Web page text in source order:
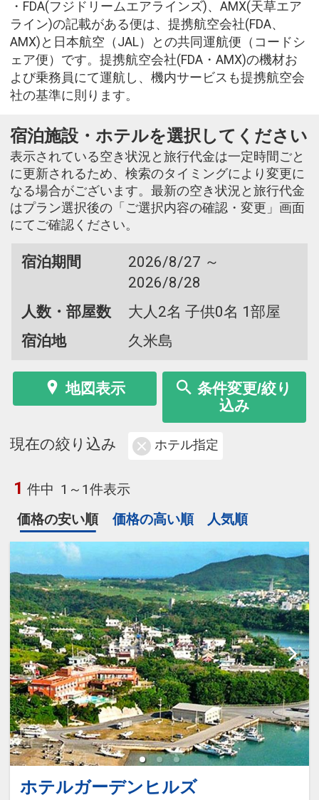
・FDA(フジドリームエアラインズ)、AMX(天草エア
ライン)の記載がある便は、提携航空会社(FDA、
AMX)と日本航空（JAL）との共同運航便（コードシ
ェア便）です。提携航空会社(FDA・AMX)の機材お
よび乗務員にて運航し、機内サービスも提携航空会
社の基準に則ります。
宿泊施設・ホテルを選択してください
表示されている空き状況と旅行代金は一定時間ごと
に更新されるため、検索のタイミングにより変更に
なる場合がございます。最新の空き状況と旅行代金
はプラン選択後の「ご選択内容の確認・変更」画面
にてご確認ください。
宿泊期間
2026/8/27 ～
2026/8/28
人数・部屋数
大人2名 子供0名 1部屋
宿泊地
久米島
地図表示
条件変更/絞り
込み
現在の絞り込み ホテル指定
1 件中 1～1件表示
価格の安い順
価格の高い順 人気順
ホテルガーデンヒルズ